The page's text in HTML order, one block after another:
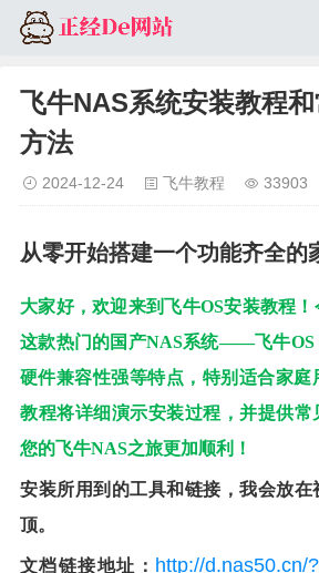
飞牛NAS系统安装教程
方法
2024-12-24 飞牛教程 33903
从零开始搭建一个功能齐全的
大家好，欢迎来到飞牛OS安装教程
这款热门的国产NAS系统——飞牛OS
硬件兼容性强等特点，特别适合家庭
教程将详细演示安装过程，并提供常
您的飞牛NAS之旅更加顺利！
安装所用到的工具和链接，我会放在
顶。
文档链接地址： http://d.nas50.cn/